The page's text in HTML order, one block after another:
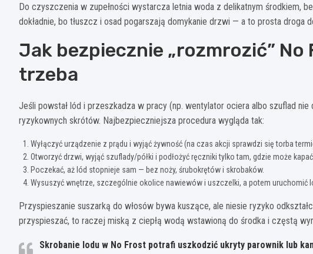
Do czyszczenia w zupełności wystarcza letnia woda z delikatnym środkiem,
dokładnie, bo tłuszcz i osad pogarszają domykanie drzwi — a to prosta droga
Jak bezpiecznie „rozmrozić”
trzeba
Jeśli powstał lód i przeszkadza w pracy (np. wentylator ociera albo szuflad
ryzykownych skrótów. Najbezpieczniejsza procedura wygląda tak:
Wyłączyć urządzenie z prądu i wyjąć żywność (na czas akcji sprawdzi się torba
Otworzyć drzwi, wyjąć szuflady/półki i podłożyć ręczniki tylko tam, gdzie może kapać.
Poczekać, aż lód stopnieje sam — bez noży, śrubokrętów i skrobaków.
Wysuszyć wnętrze, szczególnie okolice nawiewów i uszczelki, a potem uruchomić
Przyspieszanie suszarką do włosów bywa kuszące, ale niesie ryzyko
przyspieszać, to raczej miską z ciepłą wodą wstawioną do środka i częstą
Skrobanie lodu w No Frost potrafi uszkodzić ukryty parownik lub